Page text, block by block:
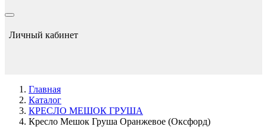
Личный кабинет
Главная
Каталог
КРЕСЛО МЕШОК ГРУША
Кресло Мешок Груша Оранжевое (Оксфорд)